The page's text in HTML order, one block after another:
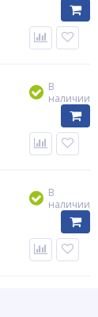
В
наличии
В
наличии